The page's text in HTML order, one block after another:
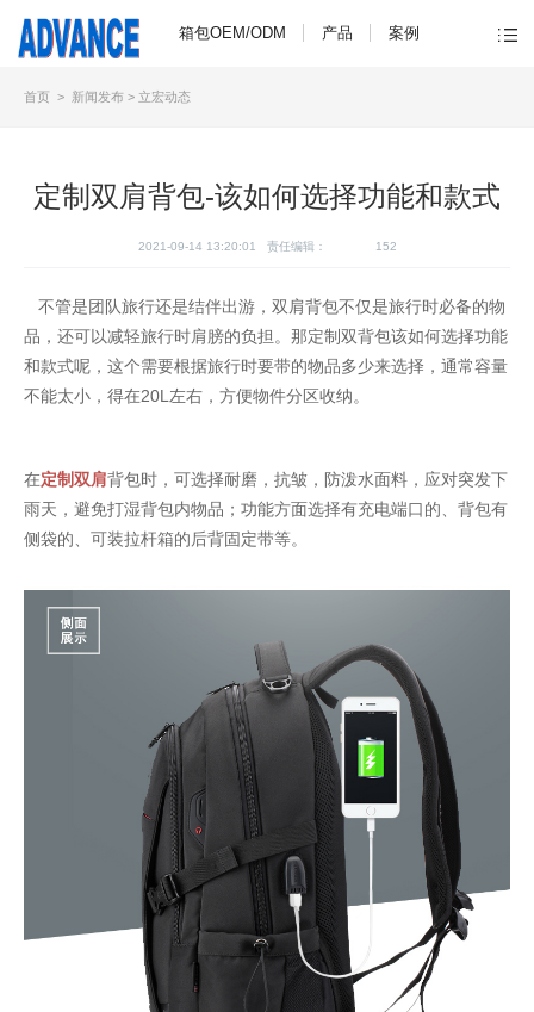
箱包OEM/ODM 产品 案例
首页 > 新闻发布 > 立宏动态
定制双肩背包-该如何选择功能和款式
2021-09-14 13:20:01 责任编辑： 152
不管是团队旅行还是结伴出游，双肩背包不仅是旅行时必备的物
品，还可以减轻旅行时肩膀的负担。那定制双背包该如何选择功能
和款式呢，这个需要根据旅行时要带的物品多少来选择，通常容量
不能太小，得在20L左右，方便物件分区收纳。
在定制双肩背包时，可选择耐磨，抗皱，防泼水面料，应对突发下
雨天，避免打湿背包内物品；功能方面选择有充电端口的、背包有
侧袋的、可装拉杆箱的后背固定带等。